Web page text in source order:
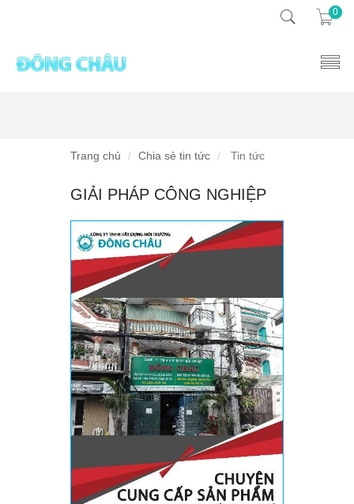
0
Trang chủ Chia sẻ tin tức Tin tức
GIẢI PHÁP CÔNG NGHIỆP